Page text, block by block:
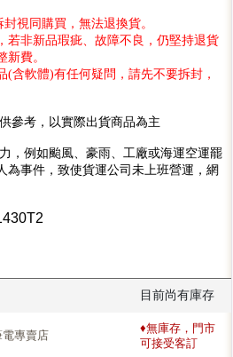
視同購買，無法退換貨。
非新品瑕疵、故障不良，仍堅持退貨
費。
含軟體)有任何疑問，請先不要拆封，
參考，以實際出貨商品為主
，例如颱風、豪雨、工廠或海運空運罷
為事件，致使貨運公司未上班營運，網
目前尚有庫存
電專賣店
♦無庫存，門市
可接受客訂